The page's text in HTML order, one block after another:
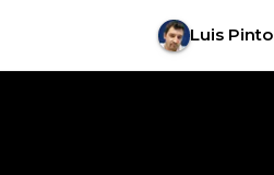
Luis Pinto